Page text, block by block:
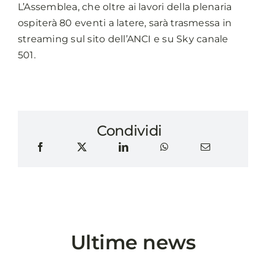
L’Assemblea, che oltre ai lavori della plenaria
ospiterà 80 eventi a latere, sarà trasmessa in
streaming sul sito dell’ANCI e su Sky canale
501.
Condividi
Ultime news